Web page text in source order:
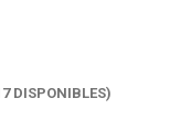
DISPONIBLES)